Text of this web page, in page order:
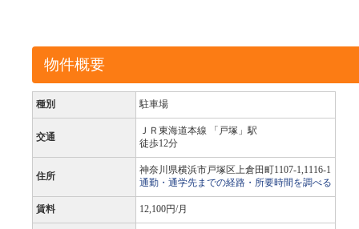
物件概要
種別 駐車場
交通
ＪＲ東海道本線 「戸塚」駅
徒歩12分
住所
神奈川県横浜市戸塚区上倉田町1107-1,1116-1
通勤・通学先までの経路・所要時間を調べる
賃料 12,100円/月